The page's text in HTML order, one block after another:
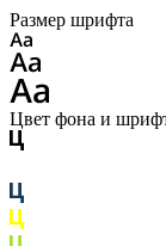
Размер шрифта
Цвет фона и